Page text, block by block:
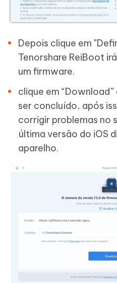
Depois clique em
Tenorshare ReiBoot
um firmware.
clique em
ser concluído, após
corrigir problemas no
última versão do iOS
aparelho.